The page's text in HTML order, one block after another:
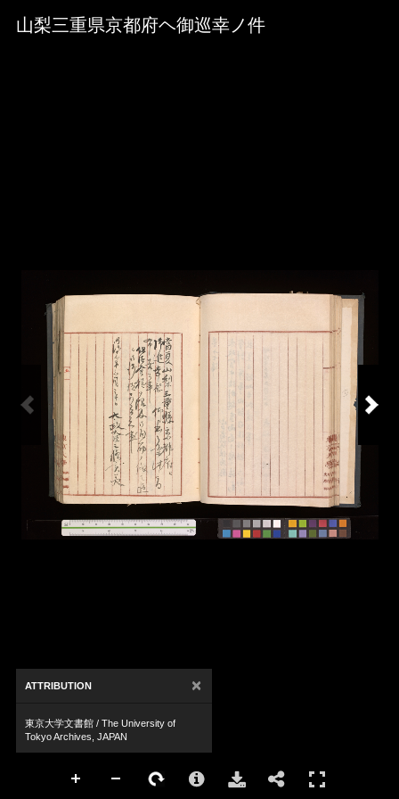
Media Viewer
山梨三重県京都府ヘ御巡幸ノ件
ATTRIBUTION ×
東京大学文書館 / The University of
Tokyo Archives, JAPAN